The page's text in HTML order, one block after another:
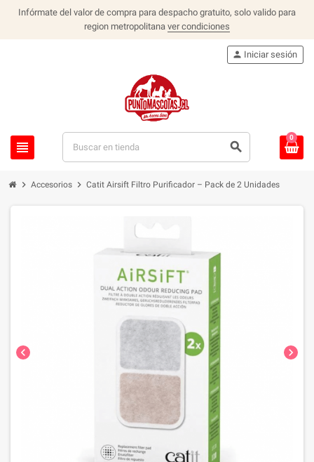
Infórmate del valor de compra para despacho gratuito, solo valido para
region metropolitana ver condiciones
view_headline search
person Iniciar sesión
0
chevron_right Accesorios chevron_right Catit Airsift Filtro Purificador – Pack de 2 Unidades
chevron_left chevron_right